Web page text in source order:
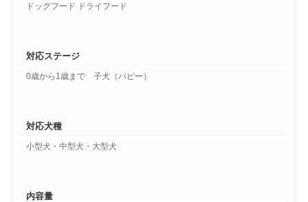
ドッグフード ドライフード
対応ステージ
0歳から1歳まで 子犬（パピー）
対応犬種
小型犬・中型犬・大型犬
内容量